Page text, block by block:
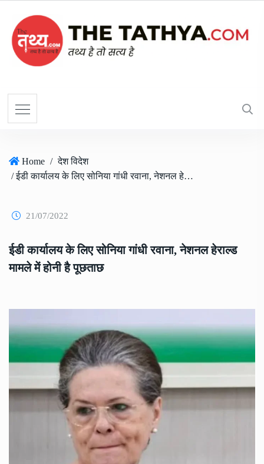
Home / देश विदेश
/ ईडी कार्यालय के लिए सोनिया गांधी रवाना, नेशनल हेराल्ड मामले में होनी है पूछताछ
21/07/2022
ईडी कार्यालय के लिए सोनिया गांधी रवाना, नेशनल हेराल्ड
मामले में होनी है पूछताछ